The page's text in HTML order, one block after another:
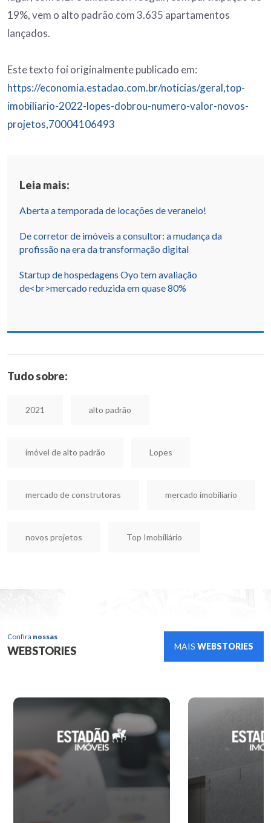
19%, vem o alto padrão com 3.635 apartamentos
lançados.
Este texto foi originalmente publicado em:
https://economia.estadao.com.br/noticias/geral,top-
imobiliario-2022-lopes-dobrou-numero-valor-novos-
projetos,70004106493
Leia mais:
Aberta a temporada de locações de veraneio!
De corretor de imóveis a consultor: a mudança da
profissão na era da transformação digital
Startup de hospedagens Oyo tem avaliação
de<br>mercado reduzida em quase 80%
Tudo sobre:
2021 alto padrão
imóvel de alto padrão Lopes
mercado de construtoras mercado imobiliario
novos projetos Top Imobiliário
Confira nossas
WEBSTORIES MAIS WEBSTORIES